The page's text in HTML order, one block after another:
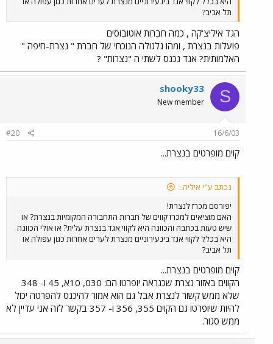
תל אביב?
הגד איליצ'קה , כמה חברות אוטובוסים
פועלות בנצרת , ומהו גלגולה הנוכחי של חברת " נצרת-חיפה "
האלמותית? אגד נכנס לשתי ה "נצרות" ?
S
shooky33
New member
16/6/03
#20
קוים מופרטים בנצרת...
נכתב ע"י איליה.:
יפורסם מכרז לנצרת!
האם מוציאים למכרז קווים של חברות התחבורה המקומיות בנצרת? או
שיש טעות בכתבה והכוונה היא לקווי אגד בנצרת עלית? או אולי הכוונה
היא בכלל לקווי אגד בינעירוניים מנצרת לערים אחרות כגון עפולה או
תל אביב?
קוים מופרטים בנצרת...
הקווים באזור נצרת שכנראה יופרטו הם: 030, 10א, 45 ו- 348
שלא ממש קשור לנצרת אבל גם הוא אמור להיכנס להפרטה יכול
להיות שיופרטו גם הקוים 355, 356 ו- 357 בקשר לזה אני עדיין לא
ממש סגור.